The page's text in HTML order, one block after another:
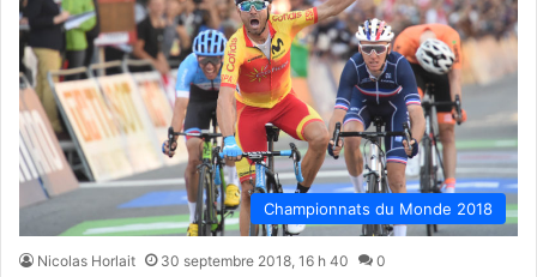
Championnats du Monde 2018
Nicolas Horlait 30 septembre 2018, 16 h 40 0